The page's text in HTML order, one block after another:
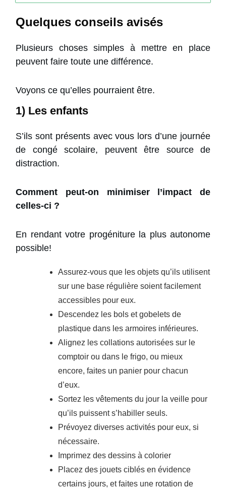
Quelques conseils avisés
Plusieurs choses simples à mettre en place
peuvent faire toute une différence.
Voyons ce qu’elles pourraient être.
1) Les enfants
S’ils sont présents avec vous lors d’une journée
de congé scolaire, peuvent être source de
distraction.
Comment peut-on minimiser l’impact de
celles-ci ?
En rendant votre progéniture la plus autonome
possible!
Assurez-vous que les objets qu’ils utilisent
sur une base régulière soient facilement
accessibles pour eux.
Descendez les bols et gobelets de
plastique dans les armoires inférieures.
Alignez les collations autorisées sur le
comptoir ou dans le frigo, ou mieux
encore, faites un panier pour chacun
d’eux.
Sortez les vêtements du jour la veille pour
qu’ils puissent s’habiller seuls.
Prévoyez diverses activités pour eux, si
nécessaire.
Imprimez des dessins à colorier
Placez des jouets ciblés en évidence
certains jours, et faites une rotation de